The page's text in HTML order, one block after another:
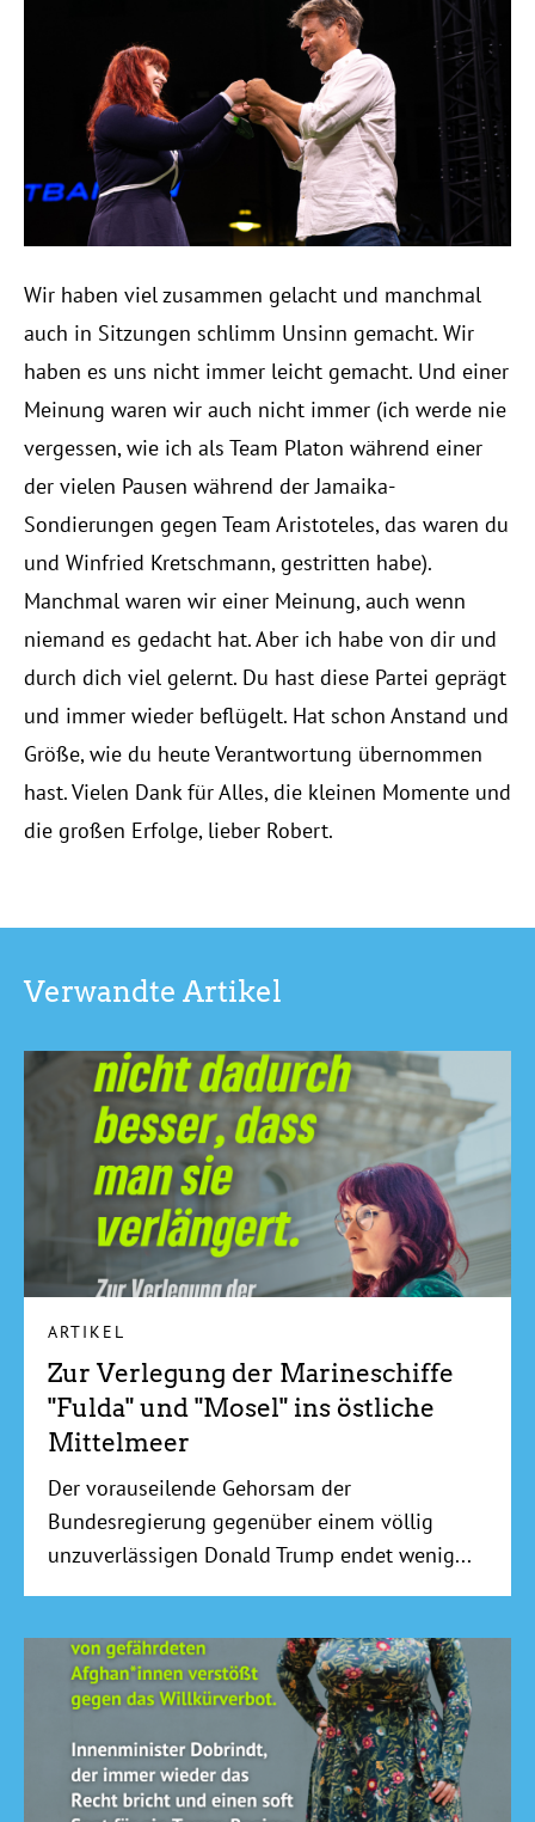
Wir haben viel zusammen gelacht und manchmal
auch in Sitzungen schlimm Unsinn gemacht. Wir
haben es uns nicht immer leicht gemacht. Und einer
Meinung waren wir auch nicht immer (ich werde nie
vergessen, wie ich als Team Platon während einer
der vielen Pausen während der Jamaika-
Sondierungen gegen Team Aristoteles, das waren du
und Winfried Kretschmann, gestritten habe).
Manchmal waren wir einer Meinung, auch wenn
niemand es gedacht hat. Aber ich habe von dir und
durch dich viel gelernt. Du hast diese Partei geprägt
und immer wieder beflügelt. Hat schon Anstand und
Größe, wie du heute Verantwortung übernommen
hast. Vielen Dank für Alles, die kleinen Momente und
die großen Erfolge, lieber Robert.
Verwandte Artikel
ARTIKEL
Zur Verlegung der Marineschiffe
"Fulda" und "Mosel" ins östliche
Mittelmeer
Der vorauseilende Gehorsam der
Bundesregierung gegenüber einem völlig
unzuverlässigen Donald Trump endet wenig...